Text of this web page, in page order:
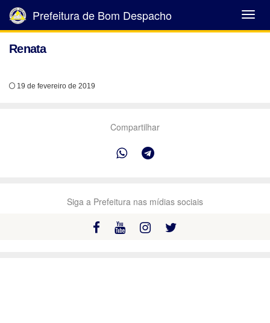
Abrir
Menu
Prefeitura de Bom Despacho
Renata
19 de fevereiro de 2019
Compartilhar
Siga a Prefeitura nas mídias sociais